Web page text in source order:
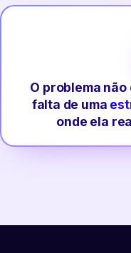
O problema
falta de uma
onde ela